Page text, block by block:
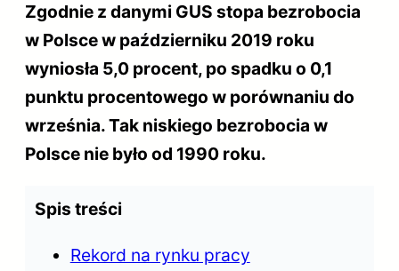
Zgodnie z danymi GUS stopa bezrobocia
w Polsce w październiku 2019 roku
wyniosła 5,0 procent, po spadku o 0,1
punktu procentowego w porównaniu do
września. Tak niskiego bezrobocia w
Polsce nie było od 1990 roku.
Spis treści
Rekord na rynku pracy